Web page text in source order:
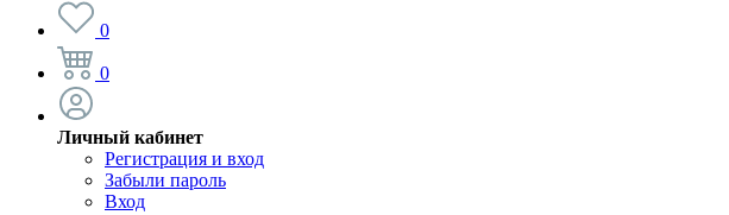
0
0
Личный кабинет
Регистрация и вход
Забыли пароль
Вход